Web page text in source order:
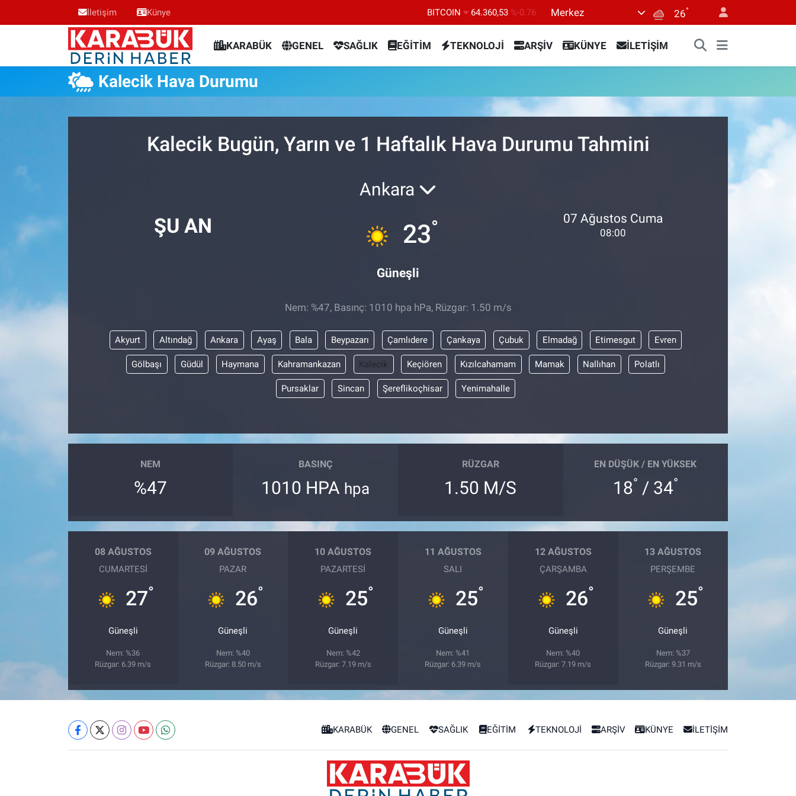
İletişim Künye BITCOIN 64.360,53 %-0.76
GRAM ALTIN
6574.81 %1.44
BİST100
13.799 %70
Merkez 26°
KARABÜK GENEL SAĞLIK EĞİTİM TEKNOLOJİ ARŞİV KÜNYE İLETİŞİM
Kalecik Hava Durumu
Kalecik Bugün, Yarın ve 1 Haftalık Hava Durumu Tahmini
ŞU AN
Ankara
23°
Güneşli
07 Ağustos Cuma
08:00
Nem: %47, Basınç: 1010 hpa hPa, Rüzgar: 1.50 m/s
Akyurt Altındağ Ankara Ayaş Bala Beypazarı Çamlıdere Çankaya Çubuk Elmadağ Etimesgut Evren
Gölbaşı Güdül Haymana Kahramankazan Kalecik Keçiören Kızılcahamam Mamak Nallıhan Polatlı
Pursaklar Sincan Şereflikoçhisar Yenimahalle
NEM
%47
BASINÇ
1010 HPA hpa
RÜZGAR
1.50 M/S
EN DÜŞÜK / EN YÜKSEK
18° / 34°
08 AĞUSTOS
CUMARTESI
27°
Güneşli
Nem: %36
Rüzgar: 6.39 m/s
09 AĞUSTOS
PAZAR
26°
Güneşli
Nem: %40
Rüzgar: 8.50 m/s
10 AĞUSTOS
PAZARTESI
25°
Güneşli
Nem: %42
Rüzgar: 7.19 m/s
11 AĞUSTOS
SALI
25°
Güneşli
Nem: %41
Rüzgar: 6.39 m/s
12 AĞUSTOS
ÇARŞAMBA
26°
Güneşli
Nem: %40
Rüzgar: 7.19 m/s
13 AĞUSTOS
PERŞEMBE
25°
Güneşli
Nem: %37
Rüzgar: 9.31 m/s
KARABÜK GENEL SAĞLIK EĞİTİM TEKNOLOJİ ARŞİV KÜNYE İLETİŞİM
Karabük Nöbetçi Eczaneler
Karabük Hava Durumu
Süper Lig Puan Durumu ve Fikstür
Haber Arşivi